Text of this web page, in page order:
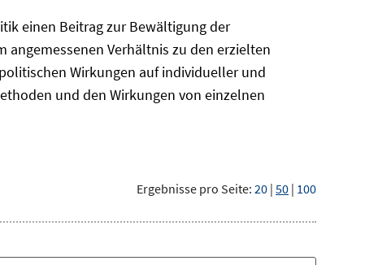
einen Beitrag zur Bewältigung der
Verhältnis zu den erzielten
Wirkungen auf individueller und
und den Wirkungen von einzelnen
Ergebnisse pro Seite: 20 | 50 | 100